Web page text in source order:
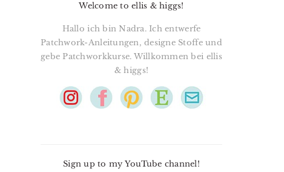
Welcome to ellis & higgs!
Hallo ich bin Nadra. Ich entwerfe
Patchwork-Anleitungen, designe Stoffe und
gebe Patchworkkurse. Willkommen bei ellis
& higgs!
Sign up to my YouTube channel!